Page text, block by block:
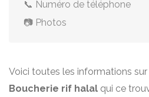
📞 Numéro de téléphone
📷 Photos
Voici toutes les informations
Boucherie rif halal qui ce